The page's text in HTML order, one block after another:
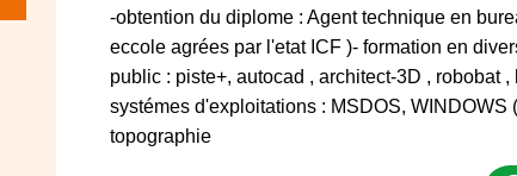
-obtention du diplome : Agent technique en
eccole agrées par l'etat ICF )- formation en
public : piste+, autocad , architect-3D , robobat
systémes d'exploitations : MSDOS, WINDOWS
topographie